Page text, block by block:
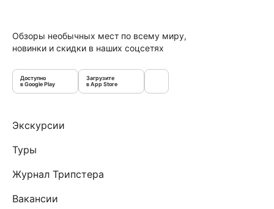
Обзоры необычных мест по всему миру,
новинки и скидки в наших соцсетях
Доступно
в Google Play
Загрузите
в App Store
Экскурсии
Туры
Журнал Трипстера
Вакансии